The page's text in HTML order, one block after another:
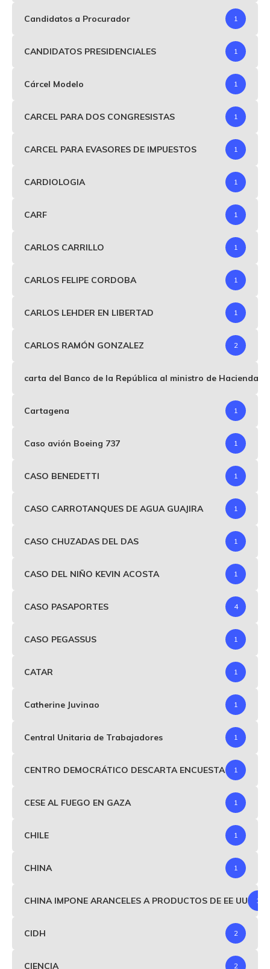
Candidatos a Procurador 1
CANDIDATOS PRESIDENCIALES 1
Cárcel Modelo 1
CARCEL PARA DOS CONGRESISTAS 1
CARCEL PARA EVASORES DE IMPUESTOS 1
CARDIOLOGIA 1
CARF 1
CARLOS CARRILLO 1
CARLOS FELIPE CORDOBA 1
CARLOS LEHDER EN LIBERTAD 1
CARLOS RAMÓN GONZALEZ 2
carta del Banco de la República al ministro de Hacienda
Cartagena 1
Caso avión Boeing 737 1
CASO BENEDETTI 1
CASO CARROTANQUES DE AGUA GUAJIRA 1
CASO CHUZADAS DEL DAS 1
CASO DEL NIÑO KEVIN ACOSTA 1
CASO PASAPORTES 4
CASO PEGASSUS 1
CATAR 1
Catherine Juvinao 1
Central Unitaria de Trabajadores 1
CENTRO DEMOCRÁTICO DESCARTA ENCUESTA 1
CESE AL FUEGO EN GAZA 1
CHILE 1
CHINA 1
CHINA IMPONE ARANCELES A PRODUCTOS DE EE UU 1
CIDH 2
CIENCIA 2